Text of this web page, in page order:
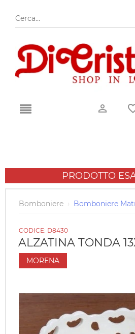
PRODOTTO
Bomboniere › Bomboniere
CODICE: D8430
ALZATINA TONDA
MORENA